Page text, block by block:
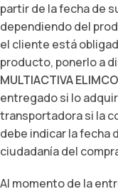
partir de la fecha de
dependiendo del
el cliente está
producto, ponerlo a
MULTIACTIVA
entregado si lo
transportadora si la
debe indicar la fecha
ciudadanía del
Al momento de la